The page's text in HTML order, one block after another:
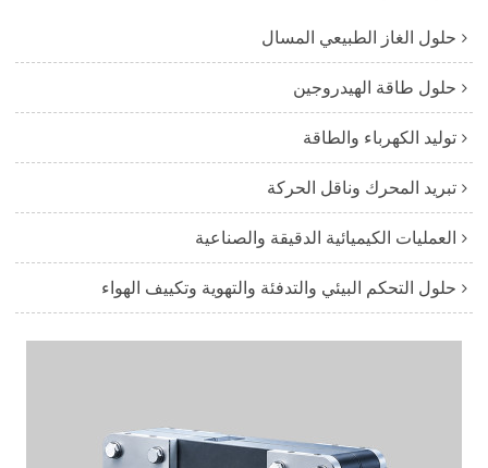
حلول الغاز الطبيعي المسال
حلول طاقة الهيدروجين
توليد الكهرباء والطاقة
تبريد المحرك وناقل الحركة
العمليات الكيميائية الدقيقة والصناعية
حلول التحكم البيئي والتدفئة والتهوية وتكييف الهواء